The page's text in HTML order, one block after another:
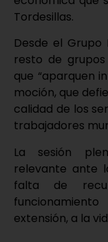
Tordesillas.
Desde el
resto de
que “aparquen
moción, que
calidad de los
trabajadores
La sesión
relevante ante
falta de
extensión, a la